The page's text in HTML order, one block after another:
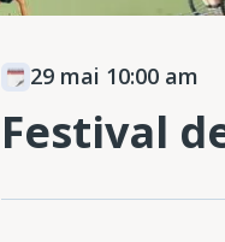
29 mai 10:00 am
Festival